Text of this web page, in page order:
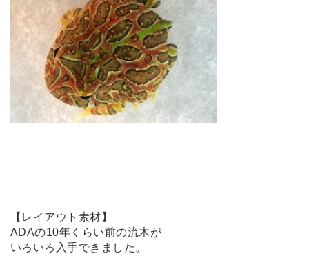
【レイアウト素材】
ADAの10年くらい前の流木が
いろいろ入手できました。